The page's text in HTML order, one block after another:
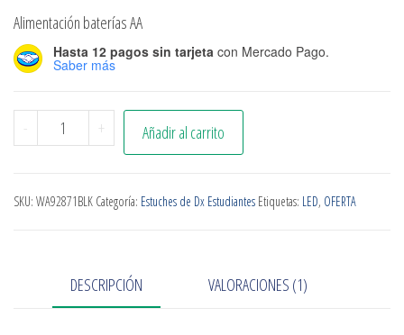
Alimentación baterías AA
Hasta 12 pagos sin tarjeta con Mercado Pago.
Saber más
- + Añadir al carrito
SKU: WA92871BLK Categoría: Estuches de Dx Estudiantes Etiquetas: LED, OFERTA
DESCRIPCIÓN VALORACIONES (1)